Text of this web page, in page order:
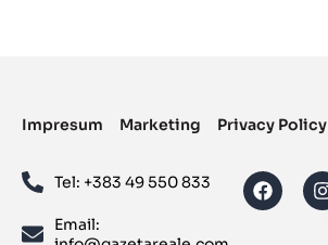
Impresum Marketing Privacy Policy
Tel: ‪+383 49 550 833‬
Email: